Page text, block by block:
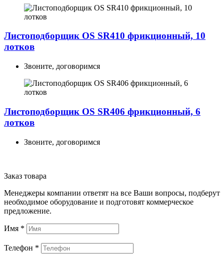
Листоподборщик OS SR410 фрикционный, 10
лотков
Звоните, договоримся
Листоподборщик OS SR406 фрикционный, 6
лотков
Звоните, договоримся
Заказ товара
Менеджеры компании ответят на все Ваши вопросы, подберут
необходимое оборудование и подготовят коммерческое
предложение.
Имя *
Телефон *